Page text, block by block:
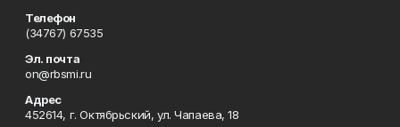
Телефон
(34767) 67535
Эл. почта
on@rbsmi.ru
Адрес
452614, г. Октябрьский, ул. Чапаева, 18